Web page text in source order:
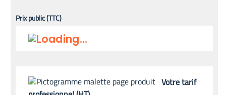
Prix public (TTC)
Votre tarif